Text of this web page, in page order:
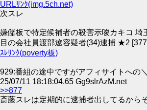
URLﾘﾝｸ(img.5ch.net)
次スレ
嫌儲板で特定候補者の殺害示唆カキコ 埼
目の会社員渡部遼容疑者(34)逮捕 ★2
ｽﾚﾘﾝｸ(poverty板)
929:番組の途中ですがアフィサイトへの
25/07/11 18:18:04.65 Gg9slrAzM.net
>>877
斎藤スレは定期的に逮捕者出してるから